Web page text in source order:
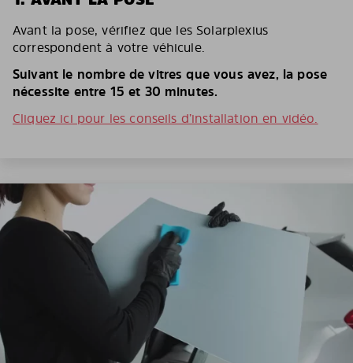
Avant la pose, vérifiez que les Solarplexius
correspondent à votre véhicule.
Suivant le nombre de vitres que vous avez, la pose
nécessite entre 15 et 30 minutes.
Cliquez ici pour les conseils d’installation en vidéo.